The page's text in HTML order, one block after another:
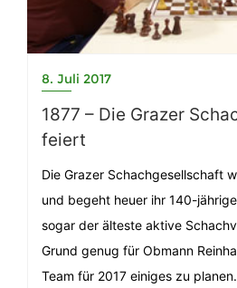
8. Juli 2017
1877 – Die Grazer
feiert
Die Grazer Schachgesellschaft
und begeht heuer ihr 140-
sogar der älteste aktive
Grund genug für Obmann
Team für 2017 einiges zu